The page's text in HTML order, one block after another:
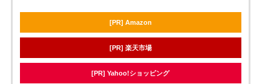
[PR] Amazon
[PR] 楽天市場
[PR] Yahoo!ショッピング